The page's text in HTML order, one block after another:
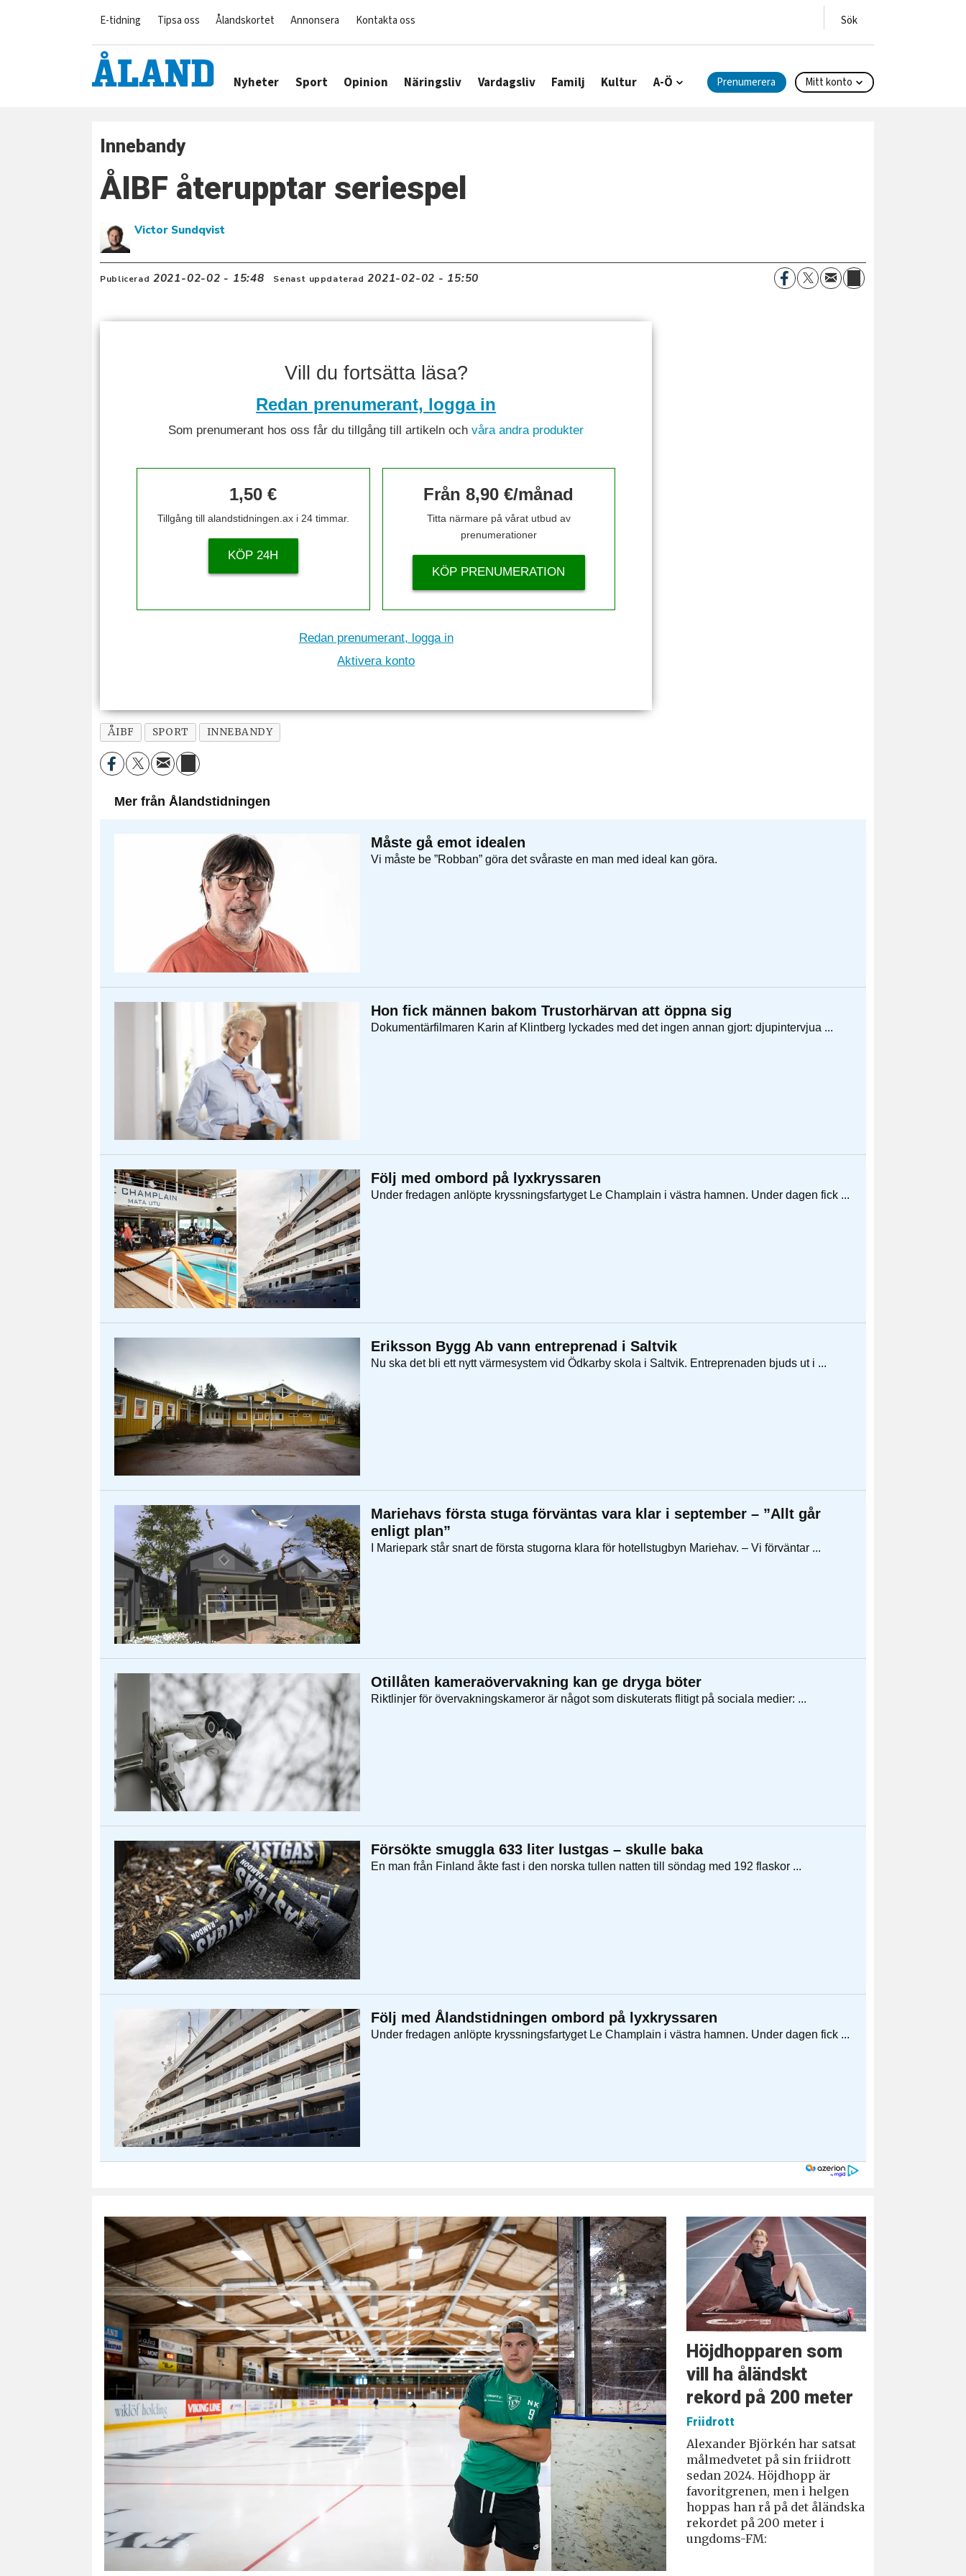
E-tidning Tipsa oss Ålandskortet Annonsera Kontakta oss
Nyheter Sport Opinion Näringsliv Vardagsliv Familj Kultur A-Ö Prenumerera Mitt konto
Innebandy
ÅIBF återupptar seriespel
Victor Sundqvist
Publicerad 2021-02-02 - 15:48 Senast uppdaterad 2021-02-02 - 15:50
Vill du fortsätta läsa?
Redan prenumerant, logga in
Som prenumerant hos oss får du tillgång till artikeln ochvåra andra produkter
1,50 €
Tillgång till alandstidningen.ax i 24 timmar.
KÖP 24H
Från 8,90 €/månad
Titta närmare på vårat utbud av
prenumerationer
KÖP PRENUMERATION
Redan prenumerant, logga in
Aktivera konto
ÅIBF SPORT INNEBANDY
Höjdhopparen som
vill ha åländskt
rekord på 200 meter
Friidrott
Alexander Björkén har satsat
målmedvetet på sin friidrott
sedan 2024. Höjdhopp är
favoritgrenen, men i helgen
hoppas han rå på det åländska
rekordet på 200 meter i
ungdoms-FM: